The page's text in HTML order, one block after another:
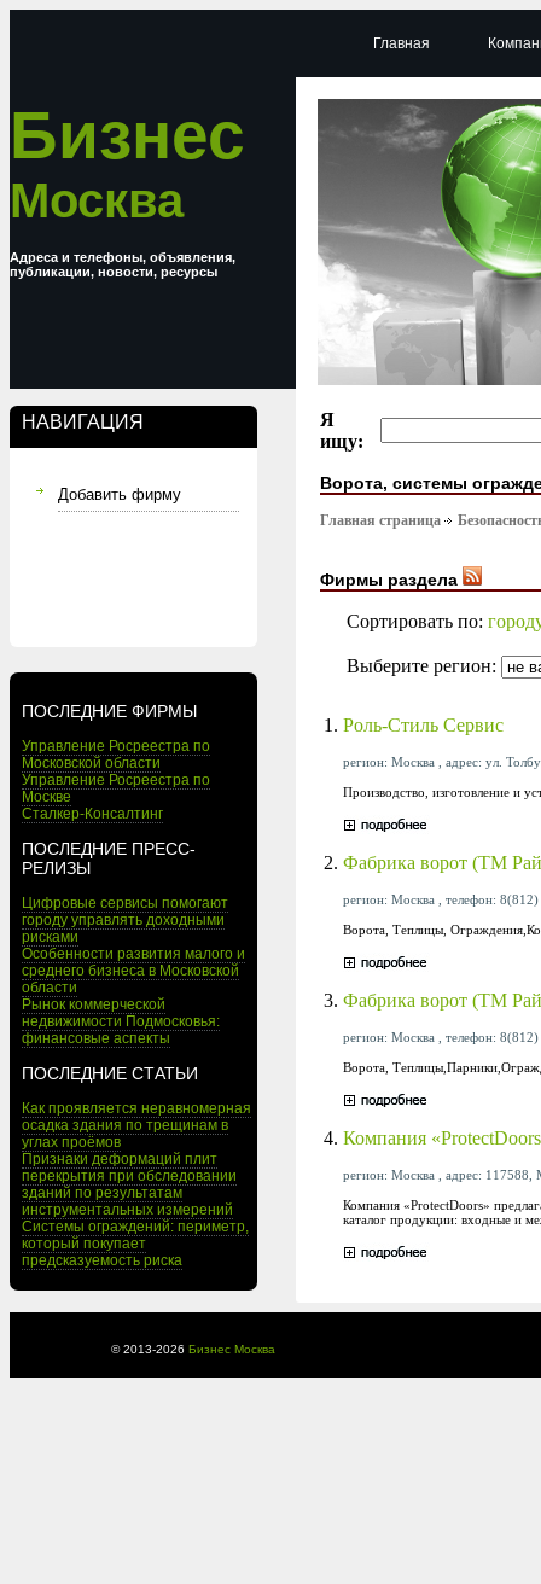
Бизнес
Москва
Адреса и телефоны, объявления,
публикации, новости, ресурсы
НАВИГАЦИЯ
Добавить фирму
ПОСЛЕДНИЕ ФИРМЫ
Управление Росреестра по
Московской области
Управление Росреестра по
Москве
Сталкер-Консалтинг
ПОСЛЕДНИЕ ПРЕСС-
РЕЛИЗЫ
Цифровые сервисы помогают
городу управлять доходными
рисками
Особенности развития малого и
среднего бизнеса в Московской
области
Рынок коммерческой
недвижимости Подмосковья:
финансовые аспекты
ПОСЛЕДНИЕ СТАТЬИ
Как проявляется неравномерная
осадка здания по трещинам в
углах проёмов
Признаки деформаций плит
перекрытия при обследовании
зданий по результатам
инструментальных измерений
Системы ограждений: периметр,
который покупает
предсказуемость риска
Главная
Я
ищу:
Ворота, системы
Главная страница
Фирмы раздела
Сортировать по:
Выберите регион:
1. Роль-Стиль Сервис
регион: Москва , адрес: ул.
Производство, изготовление и
2. Фабрика ворот (ТМ
регион: Москва , телефон:
Ворота, Теплицы,
3. Фабрика ворот (ТМ
регион: Москва , телефон:
Ворота,
4. Компания
регион: Москва , адрес: 117588,
Компания «ProtectDoors»
каталог продукции: входные и
© 2013-2026 Бизнес Москва